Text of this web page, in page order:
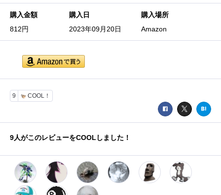
購入金額
812円
購入日
2023年09月20日
購入場所
Amazon
9 COOL！
9人がこのレビューをCOOLしました！